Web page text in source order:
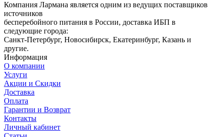
Компания Лармана является одним из ведущих поставщиков
источников
бесперебойного питания в России, доставка ИБП в
следующие города:
Санкт-Петербург, Новосибирск, Екатеринбург, Казань и
другие.
Информация
О компании
Услуги
Акции и Скидки
Доставка
Оплата
Гарантии и Возврат
Контакты
Личный кабинет